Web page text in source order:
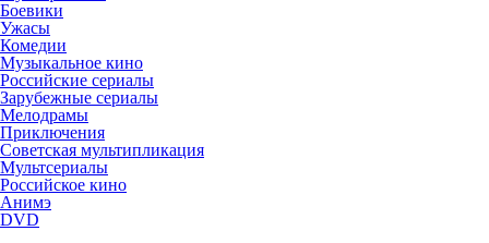
Боевики
Ужасы
Комедии
Музыкальное кино
Российские сериалы
Зарубежные сериалы
Мелодрамы
Приключения
Советская мультипликация
Мультсериалы
Российское кино
Анимэ
DVD